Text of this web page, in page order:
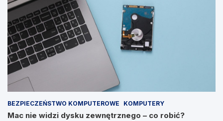
BEZPIECZEŃSTWO KOMPUTEROWE KOMPUTERY
Mac nie widzi dysku zewnętrznego – co robić?